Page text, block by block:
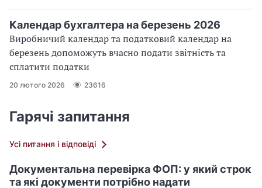
Календар бухгалтера на березень 2026
Виробничий календар та податковий календар на
березень допоможуть вчасно подати звітність та
сплатити податки
20 лютого 2026 23616
Гарячі запитання
Усі питання і відповіді
Документальна перевірка ФОП: у який строк
та які документи потрібно надати